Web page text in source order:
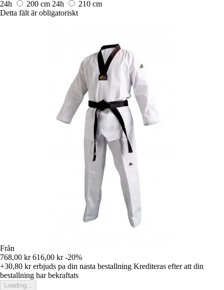
24h
200 cm 24h
210 cm
Detta fält är obligatoriskt
Från
768,00 kr 616,00 kr -20%
+30,80 krerbjuds pa din nasta bestallning Krediteras efter att din
bestallning har bekraftats
Loading...